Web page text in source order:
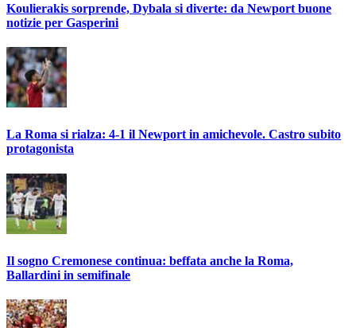
Koulierakis sorprende, Dybala si diverte: da Newport buone
notizie per Gasperini
La Roma si rialza: 4-1 il Newport in amichevole. Castro subito
protagonista
Il sogno Cremonese continua: beffata anche la Roma,
Ballardini in semifinale